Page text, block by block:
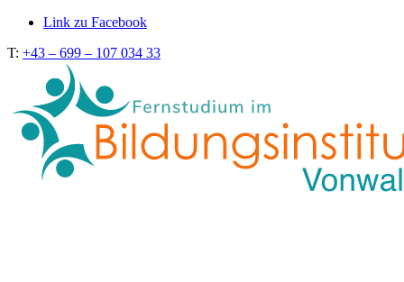
Link zu Facebook
T: +43 – 699 – 107 034 33